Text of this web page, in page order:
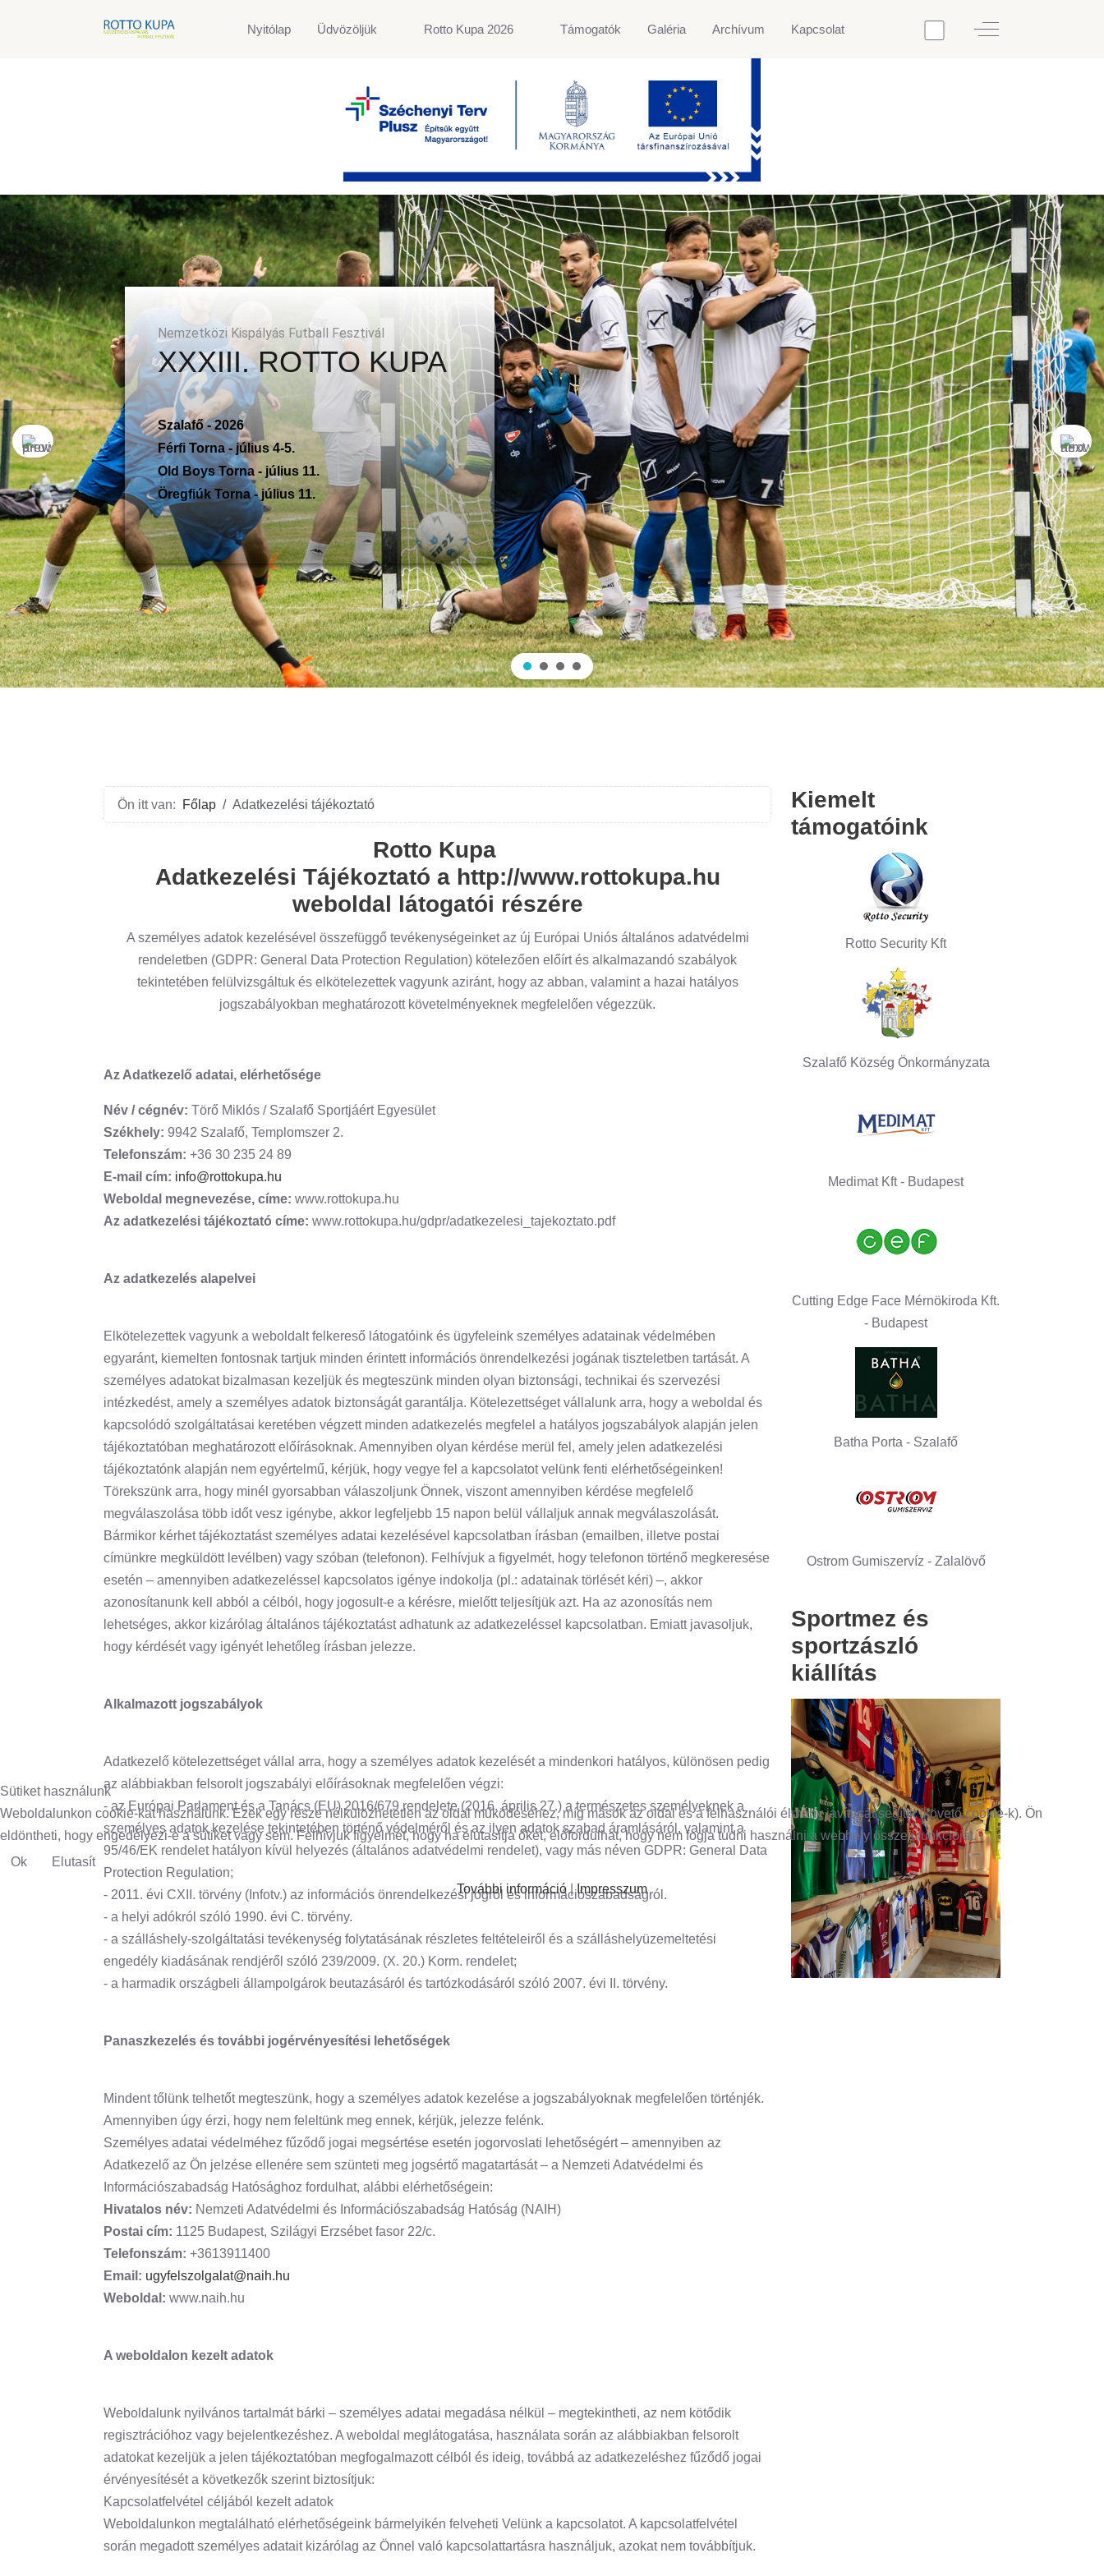
Nyitólap Üdvözöljük Rotto Kupa 2026 Támogatók Galéria Archívum Kapcsolat Off-Canvas Toggle
Nemzetközi Kispályás Futball Fesztivál
XXXIII. ROTTO KUPA
Szalafő - 2026
Férfi Torna - július 4-5.
Old Boys Torna - július 11.
Öregfiúk Torna - július 11.
Ön itt van: Főlap Adatkezelési tájékoztató
Rotto Kupa
Adatkezelési Tájékoztató a http://www.rottokupa.hu
weboldal látogatói részére
A személyes adatok kezelésével összefüggő tevékenységeinket az új Európai Uniós általános adatvédelmi
rendeletben (GDPR: General Data Protection Regulation) kötelezően előírt és alkalmazandó szabályok
tekintetében felülvizsgáltuk és elkötelezettek vagyunk aziránt, hogy az abban, valamint a hazai hatályos
jogszabályokban meghatározott követelményeknek megfelelően végezzük.
Az Adatkezelő adatai, elérhetősége
Név / cégnév: Törő Miklós / Szalafő Sportjáért Egyesület
Székhely: 9942 Szalafő, Templomszer 2.
Telefonszám: +36 30 235 24 89
E-mail cím: info@rottokupa.hu
Weboldal megnevezése, címe: www.rottokupa.hu
Az adatkezelési tájékoztató címe: www.rottokupa.hu/gdpr/adatkezelesi_tajekoztato.pdf
Az adatkezelés alapelvei
Elkötelezettek vagyunk a weboldalt felkereső látogatóink és ügyfeleink személyes adatainak védelmében
egyaránt, kiemelten fontosnak tartjuk minden érintett információs önrendelkezési jogának tiszteletben tartását. A
személyes adatokat bizalmasan kezeljük és megteszünk minden olyan biztonsági, technikai és szervezési
intézkedést, amely a személyes adatok biztonságát garantálja. Kötelezettséget vállalunk arra, hogy a weboldal és
kapcsolódó szolgáltatásai keretében végzett minden adatkezelés megfelel a hatályos jogszabályok alapján jelen
tájékoztatóban meghatározott előírásoknak. Amennyiben olyan kérdése merül fel, amely jelen adatkezelési
tájékoztatónk alapján nem egyértelmű, kérjük, hogy vegye fel a kapcsolatot velünk fenti elérhetőségeinken!
Törekszünk arra, hogy minél gyorsabban válaszoljunk Önnek, viszont amennyiben kérdése megfelelő
megválaszolása több időt vesz igénybe, akkor legfeljebb 15 napon belül vállaljuk annak megválaszolását.
Bármikor kérhet tájékoztatást személyes adatai kezelésével kapcsolatban írásban (emailben, illetve postai
címünkre megküldött levélben) vagy szóban (telefonon). Felhívjuk a figyelmét, hogy telefonon történő megkeresése
esetén – amennyiben adatkezeléssel kapcsolatos igénye indokolja (pl.: adatainak törlését kéri) –, akkor
azonosítanunk kell abból a célból, hogy jogosult-e a kérésre, mielőtt teljesítjük azt. Ha az azonosítás nem
lehetséges, akkor kizárólag általános tájékoztatást adhatunk az adatkezeléssel kapcsolatban. Emiatt javasoljuk,
hogy kérdését vagy igényét lehetőleg írásban jelezze.
Alkalmazott jogszabályok
Adatkezelő kötelezettséget vállal arra, hogy a személyes adatok kezelését a mindenkori hatályos, különösen pedig
az alábbiakban felsorolt jogszabályi előírásoknak megfelelően végzi:
- az Európai Parlament és a Tanács (EU) 2016/679 rendelete (2016. április 27.) a természetes személyeknek a
személyes adatok kezelése tekintetében történő védelméről és az ilyen adatok szabad áramlásáról, valamint a
95/46/EK rendelet hatályon kívül helyezés (általános adatvédelmi rendelet), vagy más néven GDPR: General Data
Protection Regulation;
- 2011. évi CXII. törvény (Infotv.) az információs önrendelkezési jogról és információszabadságról.
- a helyi adókról szóló 1990. évi C. törvény.
- a szálláshely-szolgáltatási tevékenység folytatásának részletes feltételeiről és a szálláshelyüzemeltetési
engedély kiadásának rendjéről szóló 239/2009. (X. 20.) Korm. rendelet;
- a harmadik országbeli állampolgárok beutazásáról és tartózkodásáról szóló 2007. évi II. törvény.
Panaszkezelés és további jogérvényesítési lehetőségek
Mindent tőlünk telhetőt megteszünk, hogy a személyes adatok kezelése a jogszabályoknak megfelelően történjék.
Amennyiben úgy érzi, hogy nem feleltünk meg ennek, kérjük, jelezze felénk.
Személyes adatai védelméhez fűződő jogai megsértése esetén jogorvoslati lehetőségért – amennyiben az
Adatkezelő az Ön jelzése ellenére sem szünteti meg jogsértő magatartását – a Nemzeti Adatvédelmi és
Információszabadság Hatósághoz fordulhat, alábbi elérhetőségein:
Hivatalos név: Nemzeti Adatvédelmi és Információszabadság Hatóság (NAIH)
Postai cím: 1125 Budapest, Szilágyi Erzsébet fasor 22/c.
Telefonszám: +3613911400
Email: ugyfelszolgalat@naih.hu
Weboldal: www.naih.hu
A weboldalon kezelt adatok
Weboldalunk nyilvános tartalmát bárki – személyes adatai megadása nélkül – megtekintheti, az nem kötődik
regisztrációhoz vagy bejelentkezéshez. A weboldal meglátogatása, használata során az alábbiakban felsorolt
adatokat kezeljük a jelen tájékoztatóban megfogalmazott célból és ideig, továbbá az adatkezeléshez fűződő jogai
érvényesítését a következők szerint biztosítjuk:
Kapcsolatfelvétel céljából kezelt adatok
Weboldalunkon megtalálható elérhetőségeink bármelyikén felveheti Velünk a kapcsolatot. A kapcsolatfelvétel
során megadott személyes adatait kizárólag az Önnel való kapcsolattartásra használjuk, azokat nem továbbítjuk.
Kiemelt
támogatóink
Rotto Security Kft
Szalafő Község Önkormányzata
Medimat Kft - Budapest
Cutting Edge Face Mérnökiroda Kft.
- Budapest
Batha Porta - Szalafő
Ostrom Gumiszervíz - Zalalövő
Sportmez és
sportzászló
kiállítás
Sütiket használunk
Weboldalunkon cookie-kat használunk. Ezek egy része nélkülözhetetlen az oldal működéséhez, míg mások az oldal és a felhasználói élmény javítását segítik (követő cookie-k). Ön
eldöntheti, hogy engedélyezi-e a sütiket vagy sem. Felhívjuk figyelmét, hogy ha elutasítja őket, előfordulhat, hogy nem fogja tudni használni a webhely összes funkcióját.
Ok
Elutasít
További információ|Impresszum